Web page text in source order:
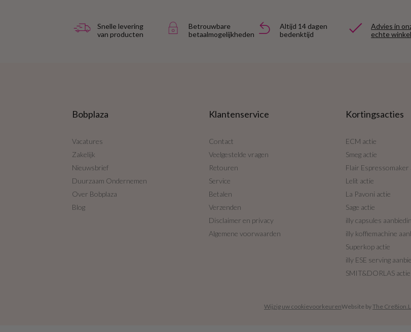
Snelle levering
van producten
Betrouwbare
betaalmogelijkheden
Altijd 14 dagen
bedenktijd
Advies in
echte winkel
Bobplaza
Vacatures
Zakelijk
Nieuwsbrief
Duurzaam Ondernemen
Over Bobplaza
Blog
Klantenservice
Contact
Veelgestelde vragen
Retouren
Service
Betalen
Verzenden
Disclaimer en privacy
Algemene voorwaarden
Kortingsacties
ECM actie
Smeg actie
Flair Espressomaker
Lelit actie
La Pavoni actie
Sage actie
illy capsules
illy koffiemachine
Superkop actie
illy ESE serving
SMIT&DORLAS actie
Wijzig uw cookievoorkeurenWebsite byThe